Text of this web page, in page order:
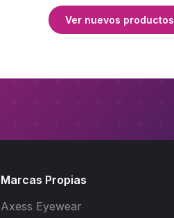
Ver nuevos productos
Marcas Propias
Axess Eyewear